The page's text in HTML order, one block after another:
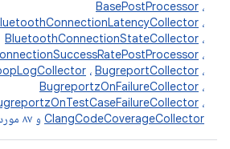
BasePostProcessor ،
،
BluetoothConnectionStateCollector ،
،
، BugreportCollector ،
BugreportzOnFailureCollector ،
،
ClangCodeCoverageCollector و ۸۷ مورد دیگر.